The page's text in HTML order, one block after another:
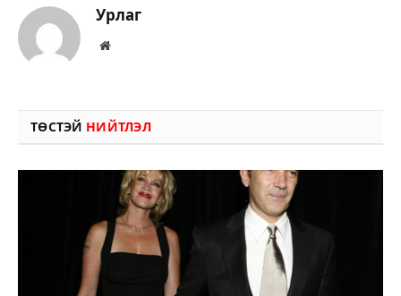
Урлаг
Вэбсайт
ТӨСТЭЙ НИЙТЛЭЛ